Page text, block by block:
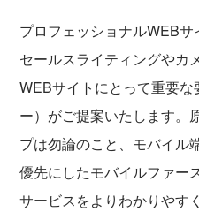
プロフェッショナルWEBサ
セールスライティングやカ
WEBサイトにとって重要
ー）がご提案いたします。
プは勿論のこと、モバイル
優先にしたモバイルファー
サービスをよりわかりやす